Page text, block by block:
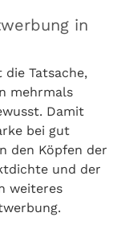
in
Tatsache,
mehrmals
Damit
bei gut
den Köpfen der
und der
weiteres